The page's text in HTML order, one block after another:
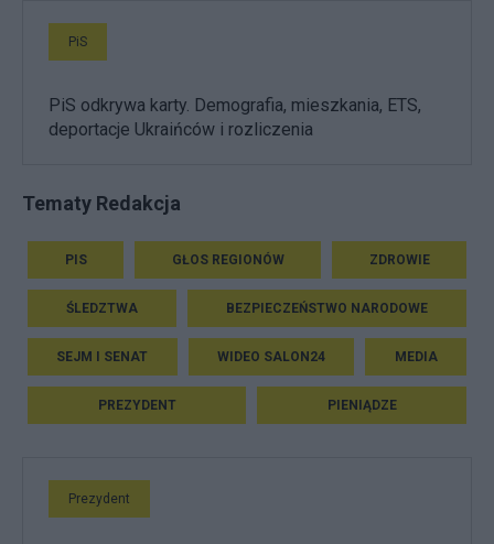
PiS
PiS odkrywa karty. Demografia, mieszkania, ETS,
deportacje Ukraińców i rozliczenia
Tematy Redakcja
PIS GŁOS REGIONÓW ZDROWIE
ŚLEDZTWA BEZPIECZEŃSTWO NARODOWE
SEJM I SENAT WIDEO SALON24 MEDIA
PREZYDENT PIENIĄDZE
Prezydent